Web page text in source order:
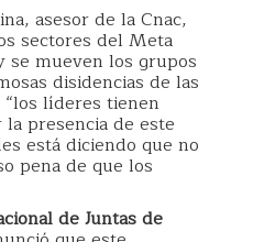
asesor de la Cnac,
sectores del Meta
se mueven los grupos
disidencias de las
líderes tienen
presencia de este
está diciendo que no
pena de que los
de Juntas de